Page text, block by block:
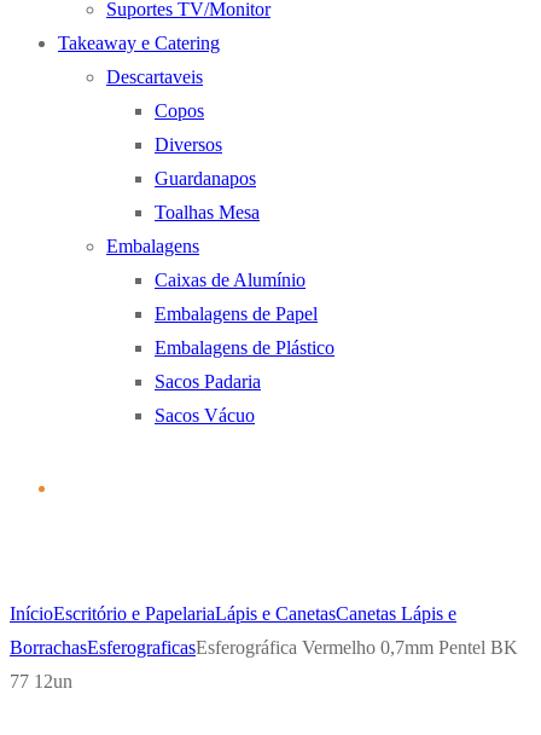
Suportes TV/Monitor
Takeaway e Catering
Descartaveis
Copos
Diversos
Guardanapos
Toalhas Mesa
Embalagens
Caixas de Alumínio
Embalagens de Papel
Embalagens de Plástico
Sacos Padaria
Sacos Vácuo
InícioEscritório e PapelariaLápis e CanetasCanetas Lápis e
BorrachasEsferograficasEsferográfica Vermelho 0,7mm Pentel BK
77 12un